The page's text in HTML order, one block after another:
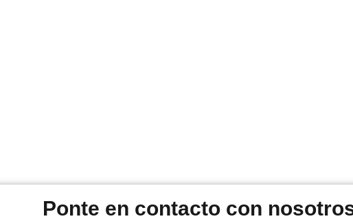
Ponte en contacto con